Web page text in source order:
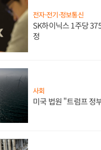
전자·전기·정보통신
SK하이닉스 1주당
정
사회
미국 법원 "트럼프 정